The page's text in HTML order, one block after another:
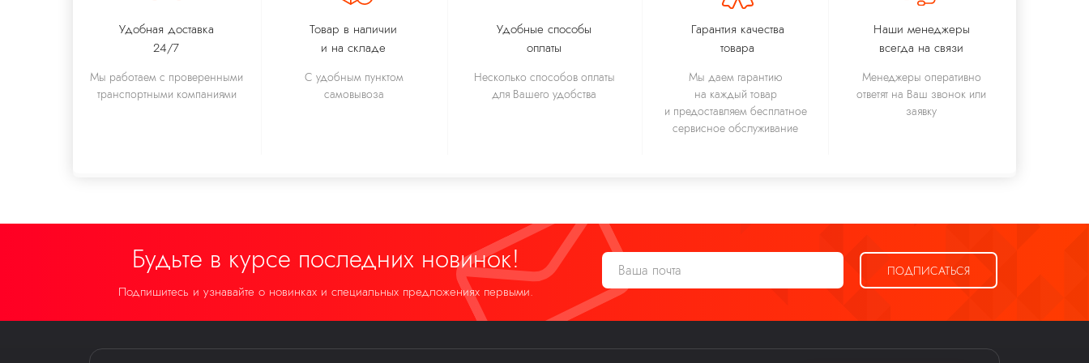
Удобная доставка
24/7
Товар в наличии
и на складе
Удобные способы
оплаты
Гарантия качества
товара
Наши менеджеры
всегда на связи
Мы работаем с проверенными
транспортными компаниями
С удобным пунктом
самовывоза
Несколько способов оплаты
для Вашего удобства
Мы даем гарантию
на каждый товар
и предоставляем бесплатное
сервисное обслуживание
Менеджеры оперативно
ответят на Ваш звонок или
заявку
Будьте в курсе последних новинок!
Подпишитесь и узнавайте о новинках и специальных предложениях первыми.
ПОДПИСАТЬСЯ